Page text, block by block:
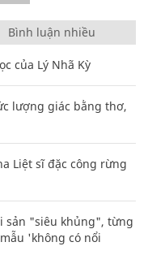
Bình luận nhiều
của Lý Nhã Kỳ
lượng giác bằng thơ,
Liệt sĩ đặc công rừng
sản "siêu khủng", từng
'không có nổi